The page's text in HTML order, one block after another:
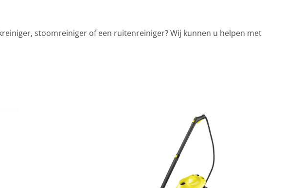
stoomreiniger of een ruitenreiniger? Wij kunnen u helpen met